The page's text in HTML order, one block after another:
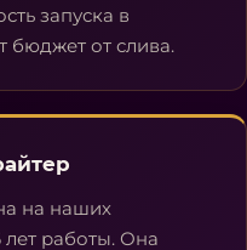
запуска в
бюджет от слива.
на наших
работы. Она